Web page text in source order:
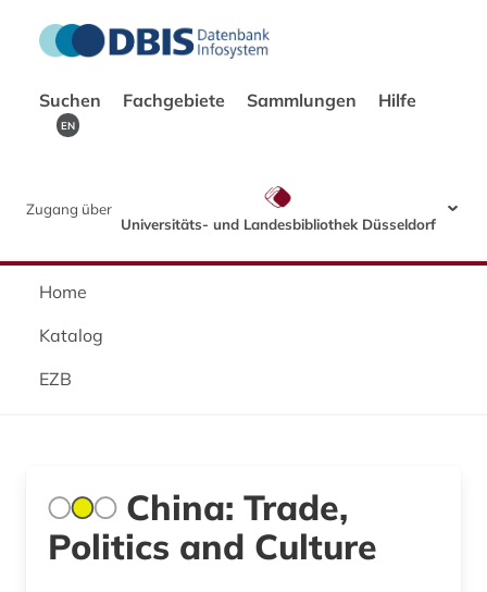
Suchen Fachgebiete Sammlungen Hilfe
EN
Zugang über
Universitäts- und Landesbibliothek Düsseldorf
Home
Katalog
EZB
China: Trade,
Politics and Culture